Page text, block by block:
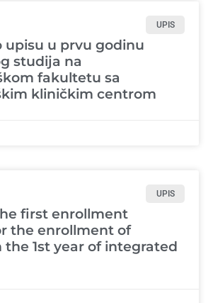
UPIS
upisu u prvu godinu
studija na
fakultetu sa
kliničkim centrom
UPIS
first enrollment
the enrollment of
1st year of integrated